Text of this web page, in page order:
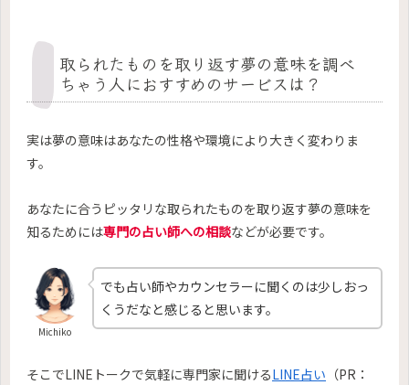
取られたものを取り返す夢の意味を調べ
ちゃう人におすすめのサービスは？
実は夢の意味はあなたの性格や環境により大きく変わりま
す。
あなたに合うピッタリな取られたものを取り返す夢の意味を
知るためには専門の占い師への相談などが必要です。
Michiko
でも占い師やカウンセラーに聞くのは少しおっ
くうだなと感じると思います。
そこでLINEトークで気軽に専門家に聞けるLINE占い （PR：